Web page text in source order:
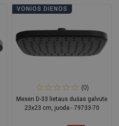
Į krepšelį
VONIOS DIENOS
(0)
Mexen D-33 lietaus dušas galvutė
23x23 cm, juoda - 79733-70